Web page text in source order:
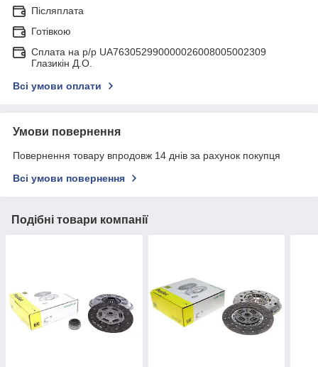
Післяплата
Готівкою
Сплата на р/р UA763052990000026008005002309
Глазикін Д.О.
Всі умови оплати
Умови повернення
Повернення товару впродовж 14 днів за рахунок покупця
Всі умови повернення
Подібні товари компанії